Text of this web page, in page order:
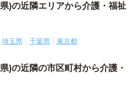
)の近隣エリアから介護・福祉
埼玉県 千葉県 東京都
)の近隣の市区町村から介護・